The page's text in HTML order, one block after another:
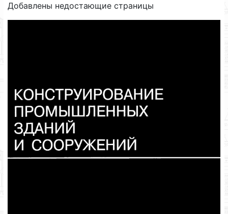
Добавлены недостающие страницы